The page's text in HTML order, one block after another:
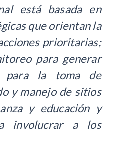
está basada en
que orientan la
prioritarias;
para generar
para la toma de
y manejo de sitios
y educación y
involucrar a los